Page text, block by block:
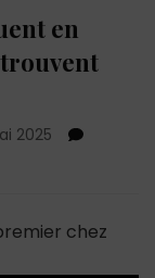
en
2025
chez